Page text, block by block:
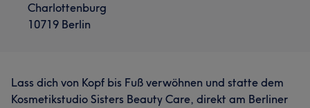
Charlottenburg
10719 Berlin
Lass dich von Kopf bis Fuß verwöhnen und statte dem
Kosmetikstudio Sisters Beauty Care, direkt am Berliner